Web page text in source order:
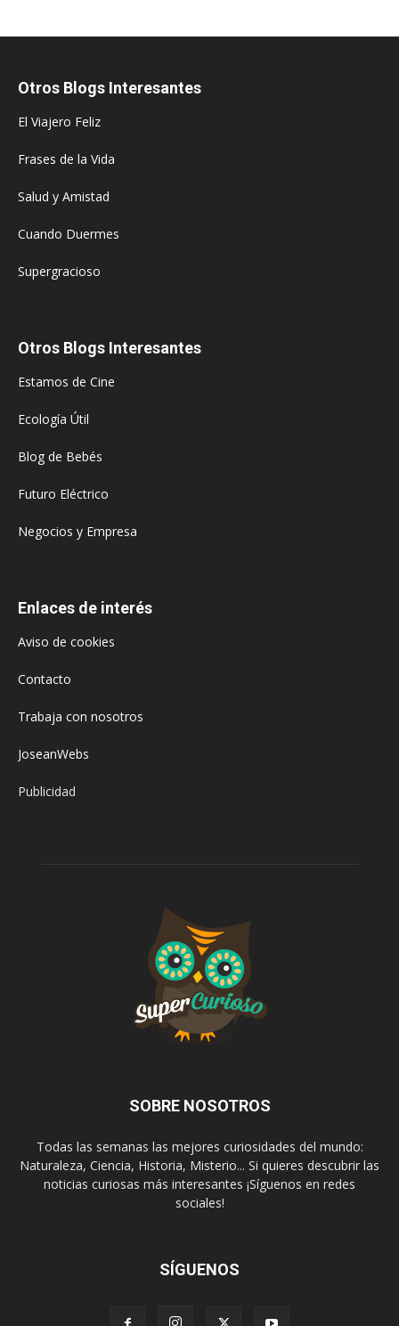
Otros Blogs Interesantes
El Viajero Feliz
Frases de la Vida
Salud y Amistad
Cuando Duermes
Supergracioso
Otros Blogs Interesantes
Estamos de Cine
Ecología Útil
Blog de Bebés
Futuro Eléctrico
Negocios y Empresa
Enlaces de interés
Aviso de cookies
Contacto
Trabaja con nosotros
JoseanWebs
Publicidad
SOBRE NOSOTROS
Todas las semanas las mejores curiosidades del mundo:
Naturaleza, Ciencia, Historia, Misterio... Si quieres descubrir las
noticias curiosas más interesantes ¡Síguenos en redes
sociales!
SÍGUENOS